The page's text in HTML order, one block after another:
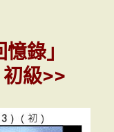
畫
廊
「初
回
憶
錄」
級>>